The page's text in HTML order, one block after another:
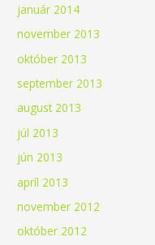
január 2014
november 2013
október 2013
september 2013
august 2013
júl 2013
jún 2013
apríl 2013
november 2012
október 2012